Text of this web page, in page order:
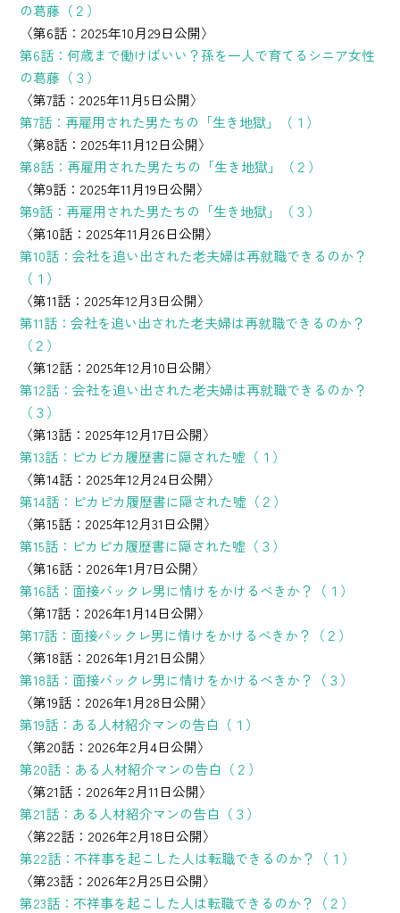
の葛藤（２）
〈第6話：2025年10月29日公開〉
第6話：何歳まで働けばいい？孫を一人で育てるシニア女性
の葛藤（３）
〈第7話：2025年11月5日公開〉
第7話：再雇用された男たちの「生き地獄」（１）
〈第8話：2025年11月12日公開〉
第8話：再雇用された男たちの「生き地獄」（２）
〈第9話：2025年11月19日公開〉
第9話：再雇用された男たちの「生き地獄」（３）
〈第10話：2025年11月26日公開〉
第10話：会社を追い出された老夫婦は再就職できるのか？
（１）
〈第11話：2025年12月3日公開〉
第11話：会社を追い出された老夫婦は再就職できるのか？
（２）
〈第12話：2025年12月10日公開〉
第12話：会社を追い出された老夫婦は再就職できるのか？
（３）
〈第13話：2025年12月17日公開〉
第13話：ピカピカ履歴書に隠された嘘（１）
〈第14話：2025年12月24日公開〉
第14話：ピカピカ履歴書に隠された嘘（２）
〈第15話：2025年12月31日公開〉
第15話：ピカピカ履歴書に隠された嘘（３）
〈第16話：2026年1月7日公開〉
第16話：面接バックレ男に情けをかけるべきか？（１）
〈第17話：2026年1月14日公開〉
第17話：面接バックレ男に情けをかけるべきか？（２）
〈第18話：2026年1月21日公開〉
第18話：面接バックレ男に情けをかけるべきか？（３）
〈第19話：2026年1月28日公開〉
第19話：ある人材紹介マンの告白（１）
〈第20話：2026年2月4日公開〉
第20話：ある人材紹介マンの告白（２）
〈第21話：2026年2月11日公開〉
第21話：ある人材紹介マンの告白（３）
〈第22話：2026年2月18日公開〉
第22話：不祥事を起こした人は転職できるのか？（１）
〈第23話：2026年2月25日公開〉
第23話：不祥事を起こした人は転職できるのか？（２）